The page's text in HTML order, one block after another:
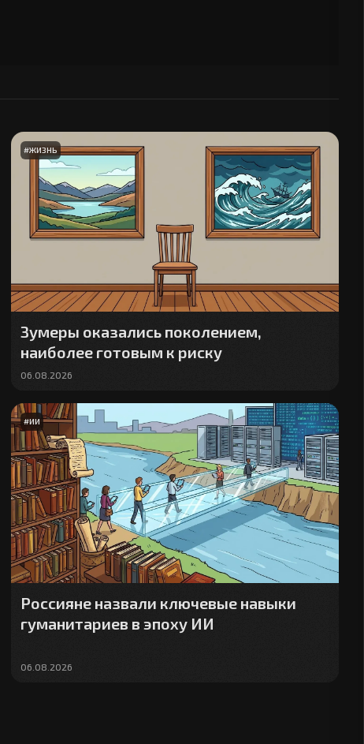
#ЖИЗНЬ
Зумеры оказались поколением,
наиболее готовым к риску
06.08.2026
#ИИ
Россияне назвали ключевые навыки
гуманитариев в эпоху ИИ
06.08.2026